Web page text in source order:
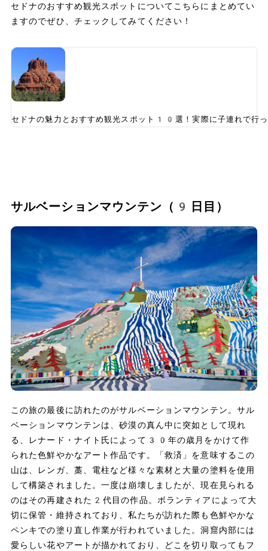
セドナのおすすめ観光スポットについてこちらにまとめてい
ますのでぜひ、チェックしてみてください！
セドナの魅力とおすすめ観光スポット10選！実際に子連れで行
サルベーションマウンテン（9日目）
この旅の最後に訪れたのがサルベーションマウンテン。サル
ベーションマウンテンは、砂漠の真ん中に突如として現れ
る、レナード・ナイト氏によって30年の歳月をかけて作
られた色鮮やかなアート作品です。「救済」を意味するこの
山は、レンガ、藁、電柱など様々な素材と大量の塗料を使用
して構築されました。一度は崩壊しましたが、現在見られる
のはその再建された2代目の作品。ボランティアによって大
切に保管・維持されており、私たちが訪れた際も色鮮やかな
ペンキでの塗り直し作業が行われていました。洞窟内部には
愛らしい花やアートが描かれており、どこを切り取ってもフ